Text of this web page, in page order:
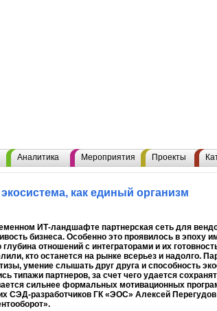
Аналитика Мероприятия Проекты
как единый организм
ИТ-ландшафте партнерская сеть для
бизнеса. Особенно это проявилось в
глубина отношений с интеграторами и их
кто останется на рынке всерьез и надолго.
умение слышать друг друга и способность
типажи партнеров, за счет чего удается
сильнее формальных мотивационных
СЭД-разработчиков ГК «ЭОС» Алексей